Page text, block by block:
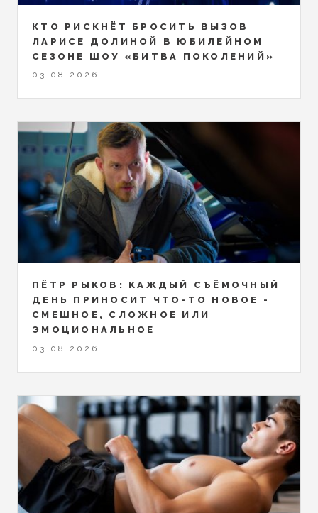
КТО РИСКНЁТ БРОСИТЬ ВЫЗОВ
ЛАРИСЕ ДОЛИНОЙ В ЮБИЛЕЙНОМ
СЕЗОНЕ ШОУ «БИТВА ПОКОЛЕНИЙ»
03.08.2026
ПЁТР РЫКОВ: КАЖДЫЙ СЪЁМОЧНЫЙ
ДЕНЬ ПРИНОСИТ ЧТО-ТО НОВОЕ -
СМЕШНОЕ, СЛОЖНОЕ ИЛИ
ЭМОЦИОНАЛЬНОЕ
03.08.2026